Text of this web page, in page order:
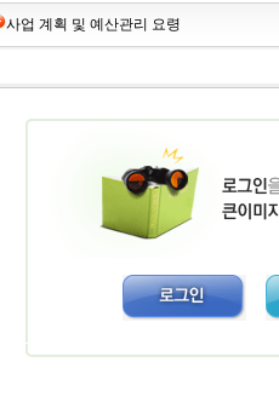
사업 계획 및 예산관리 요령